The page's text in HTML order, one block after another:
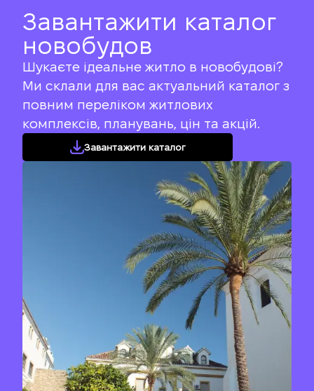
Завантажити каталог
новобудов
Шукаєте ідеальне житло в новобудові?
Ми склали для вас актуальний каталог з
повним переліком житлових
комплексів, планувань, цін та акцій.
Завантажити каталог